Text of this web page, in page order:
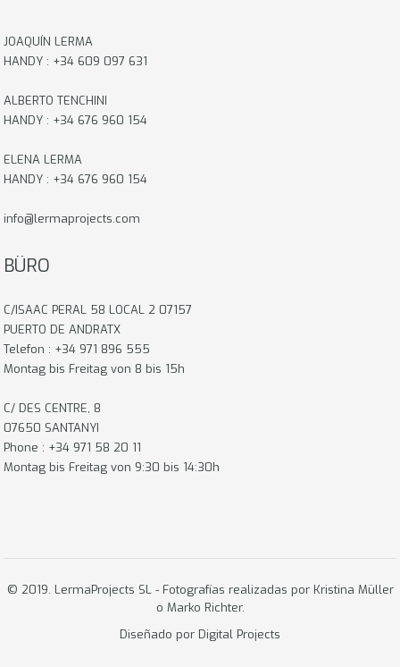
JOAQUÍN LERMA
HANDY : +34 609 097 631
ALBERTO TENCHINI
HANDY : +34 676 960 154
ELENA LERMA
HANDY : +34 676 960 154
info@lermaprojects.com
BÜRO
C/ISAAC PERAL 58 LOCAL 2 07157
PUERTO DE ANDRATX
Telefon : +34 971 896 555
Montag bis Freitag von 8 bis 15h
C/ DES CENTRE, 8
07650 SANTANYI
Phone : +34 971 58 20 11
Montag bis Freitag von 9:30 bis 14:30h
© 2019. LermaProjects SL - Fotografías realizadas por Kristina Müller
o Marko Richter.
Diseñado por Digital Projects